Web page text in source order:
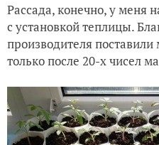
Рассада, конечно, у меня
с установкой теплицы.
производителя
только после 20-х чисел